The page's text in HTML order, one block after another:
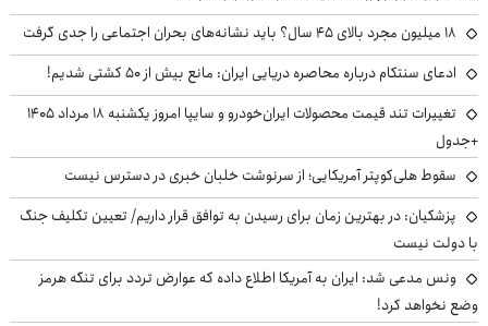
۱۸ میلیون مجرد بالای ۴۵ سال؟ باید نشانه‌های بحران اجتماعی را جدی گرفت
ادعای سنتکام درباره محاصره دریایی ایران: مانع بیش از ۵۰ کشتی شدیم!
تغییرات تند قیمت محصولات ایران‌خودرو و سایپا امروز یکشنبه ۱۸ مرداد ۱۴۰۵
+جدول
سقوط هلی‌کوپتر آمریکایی؛ از سرنوشت خلبان خبری در دسترس نیست
پزشکیان‌: در بهترین زمان برای رسیدن به توافق قرار داریم/ تعیین تکلیف جنگ
با دولت نیست
ونس مدعی شد: ایران به آمریکا اطلاع داده که عوارض تردد برای تنگه هرمز
وضع نخواهد کرد!